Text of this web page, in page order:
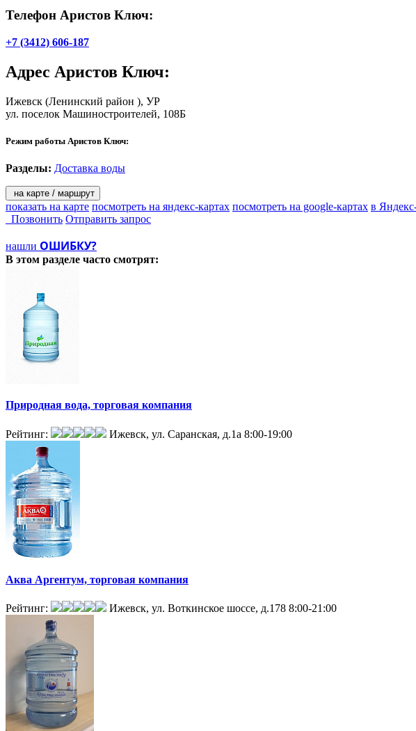
Телефон Аристов Ключ:
+7 (3412) 606-187
Адрес Аристов Ключ:
Ижевск (Ленинский район ), УР
ул. поселок Машиностроителей, 108Б
Режим работы Аристов Ключ:
Разделы: Доставка воды
на карте / маршрут
показать на карте посмотреть на яндекс-картах посмотреть на google-картах в
Позвонить Отправить запрос
нашли ОШИБКУ?
В этом разделе часто смотрят:
Природная вода, торговая компания
Рейтинг: Ижевск, ул. Саранская, д.1а 8:00-19:00
Аква Аргентум, торговая компания
Рейтинг: Ижевск, ул. Воткинское шоссе, д.178 8:00-21:00